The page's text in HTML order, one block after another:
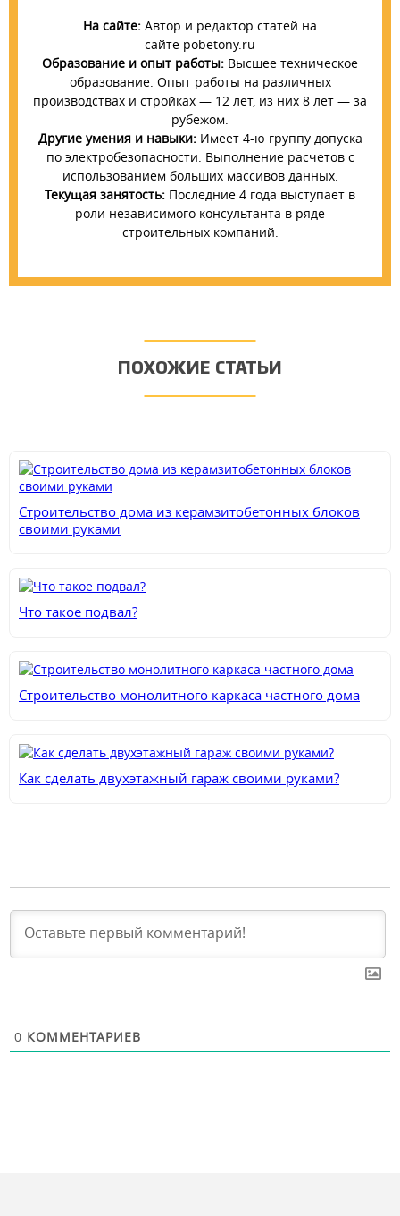
На сайте: Автор и редактор статей на
сайте pobetony.ru
Образование и опыт работы: Высшее техническое
образование. Опыт работы на различных
производствах и стройках — 12 лет, из них 8 лет — за
рубежом.
Другие умения и навыки:Имеет 4-ю группу допуска
по электробезопасности. Выполнение расчетов с
использованием больших массивов данных.
Текущая занятость: Последние 4 года выступает в
роли независимого консультанта в ряде
строительных компаний.
ПОХОЖИЕ СТАТЬИ
Строительство дома из керамзитобетонных блоков
своими руками
Что такое подвал?
Строительство монолитного каркаса частного дома
Как сделать двухэтажный гараж своими руками?
0 КОММЕНТАРИЕВ